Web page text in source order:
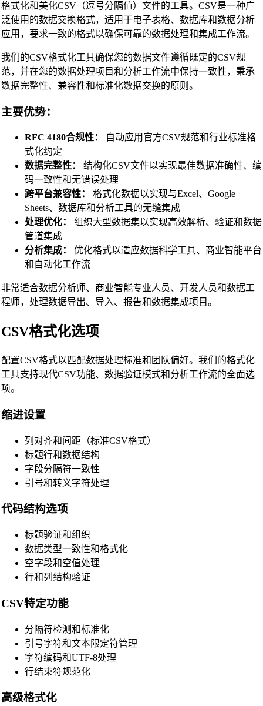
📝 代码格式化与美化工具
🔧 工具
HTML Beautifier
CSS Beautifier
JavaScript Beautifier
格式化和美化CSV（逗号分隔值）文件的工具。CSV是一种广
泛使用的数据交换格式，适用于电子表格、数据库和数据分析
应用，要求一致的格式以确保可靠的数据处理和集成工作流。
我们的CSV格式化工具确保您的数据文件遵循既定的CSV规
范，并在您的数据处理项目和分析工作流中保持一致性，秉承
数据完整性、兼容性和标准化数据交换的原则。
主要优势：
RFC 4180合规性：
自动应用官方CSV规范和行业标准格
式化约定
数据完整性：
结构化CSV文件以实现最佳数据准确性、编
码一致性和无错误处理
跨平台兼容性：
格式化数据以实现与Excel、Google
Sheets、数据库和分析工具的无缝集成
处理优化：
组织大型数据集以实现高效解析、验证和数据
管道集成
分析集成：
优化格式以适应数据科学工具、商业智能平台
和自动化工作流
非常适合数据分析师、商业智能专业人员、开发人员和数据工
程师，处理数据导出、导入、报告和数据集成项目。
CSV格式化选项
配置CSV格式以匹配数据处理标准和团队偏好。我们的格式化
工具支持现代CSV功能、数据验证模式和分析工作流的全面选
项。
缩进设置
列对齐和间距（标准CSV格式）
标题行和数据结构
字段分隔符一致性
引号和转义字符处理
代码结构选项
标题验证和组织
数据类型一致性和格式化
空字段和空值处理
行和列结构验证
CSV特定功能
分隔符检测和标准化
引号字符和文本限定符管理
字符编码和UTF-8处理
行结束符规范化
高级格式化